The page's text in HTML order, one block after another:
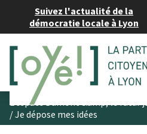
Suivez l'actualité de la
démocratie locale à Lyon
/Je dépose mes idées